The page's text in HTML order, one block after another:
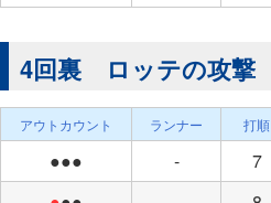
4回裏 ロッテの攻撃
アウトカウント ランナー 打順
●●● - 7